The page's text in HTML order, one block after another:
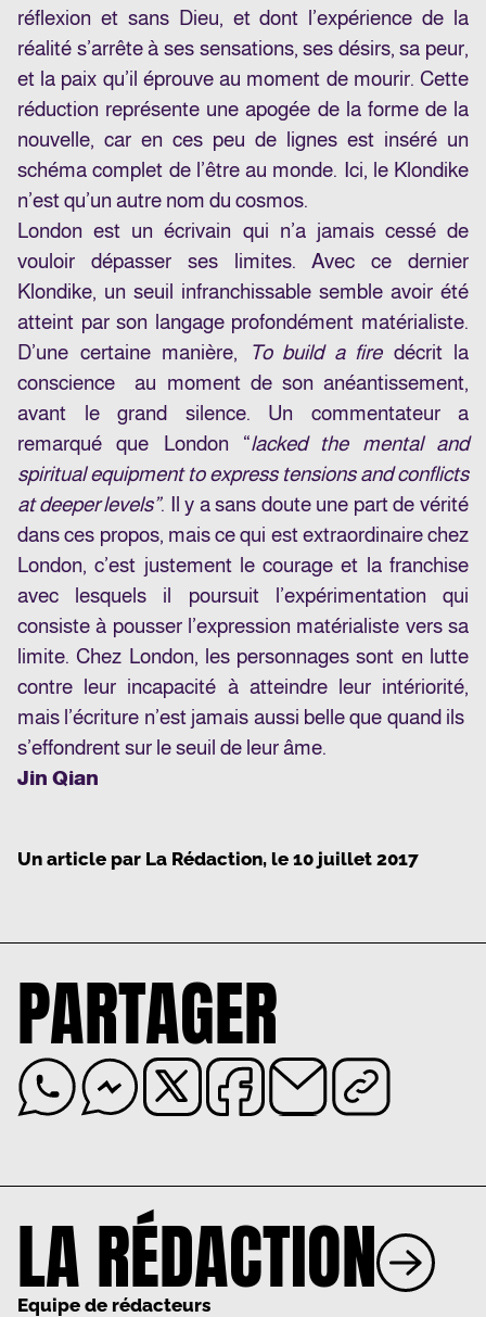
réflexion et sans Dieu, et dont l’expérience de la
réalité s’arrête à ses sensations, ses désirs, sa peur,
et la paix qu’il éprouve au moment de mourir. Cette
réduction représente une apogée de la forme de la
nouvelle, car en ces peu de lignes est inséré un
schéma complet de l’être au monde. Ici, le Klondike
n’est qu’un autre nom du cosmos.
London est un écrivain qui n’a jamais cessé de
vouloir dépasser ses limites. Avec ce dernier
Klondike, un seuil infranchissable semble avoir été
atteint par son langage profondément matérialiste.
D’une certaine manière,
To build a firedécrit la
conscience au moment de son anéantissement,
avant le grand silence. Un commentateur a
remarqué que London “lacked the mental and
spiritual equipment to express tensions and conflicts
at deeper levels”. Il y a sans doute une part de vérité
dans ces propos, mais ce qui est extraordinaire chez
London, c’est justement le courage et la franchise
avec lesquels il poursuit l’expérimentation qui
consiste à pousser l’expression matérialiste vers sa
limite. Chez London, les personnages sont en lutte
contre leur incapacité à atteindre leur intériorité,
mais l’écriture n’est jamais aussi belle que quand ils
s’effondrent sur le seuil de leur âme.
Jin Qian
Un article par La Rédaction, le 10 juillet 2017
PARTAGER
LA RÉDACTION
Equipe de rédacteurs